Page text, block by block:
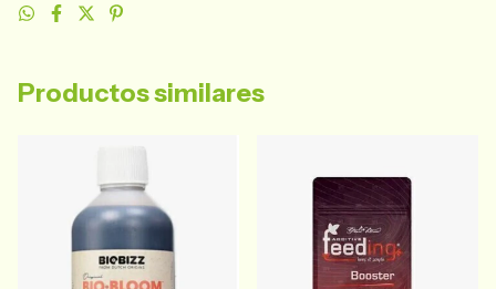
Productos similares